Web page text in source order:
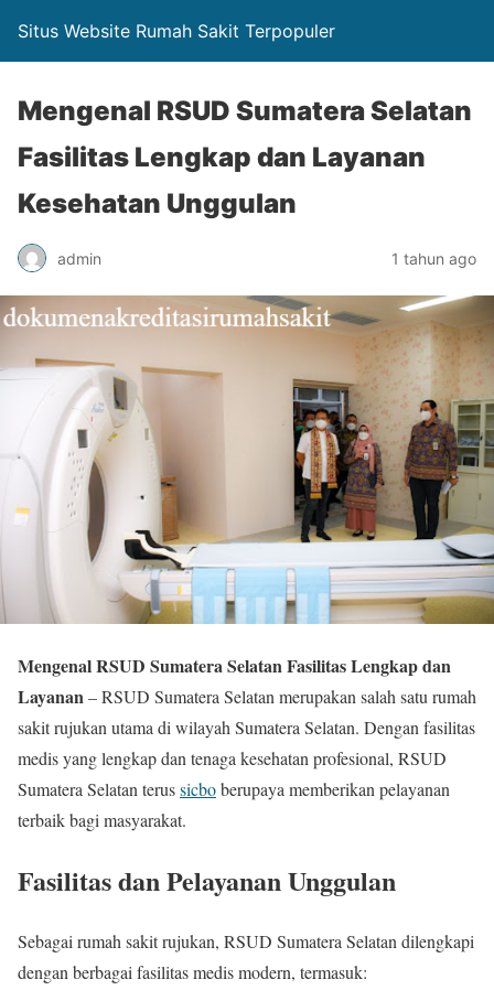
Situs Website Rumah Sakit Terpopuler
Mengenal RSUD Sumatera Selatan
Fasilitas Lengkap dan Layanan
Kesehatan Unggulan
admin 1 tahun ago
Mengenal RSUD Sumatera Selatan Fasilitas Lengkap dan
Layanan– RSUD Sumatera Selatan merupakan salah satu rumah
sakit rujukan utama di wilayah Sumatera Selatan. Dengan fasilitas
medis yang lengkap dan tenaga kesehatan profesional, RSUD
Sumatera Selatan terussicboberupaya memberikan pelayanan
terbaik bagi masyarakat.
Fasilitas dan Pelayanan Unggulan
Sebagai rumah sakit rujukan, RSUD Sumatera Selatan dilengkapi
dengan berbagai fasilitas medis modern, termasuk: